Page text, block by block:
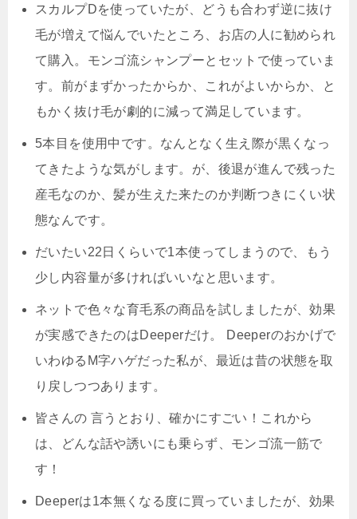
スカルプDを使っていたが、どうも合わず逆に抜け
毛が増えて悩んでいたところ、お店の人に勧められ
て購入。モンゴ流シャンプーとセットで使っていま
す。前がまずかったからか、これがよいからか、と
もかく抜け毛が劇的に減って満足しています。
5本目を使用中です。 なんとなく生え際が黒くなっ
てきたような気がします。が、後退が進んで残った
産毛なのか、髪が生えた来たのか判断つきにくい状
態なんです。
だいたい22日くらいで1本使ってしまうので、もう
少し内容量が多ければいいなと思います。
ネットで色々な育毛系の商品を試しましたが、効果
が実感できたのはDeeperだけ。 Deeperのおかげで
いわゆるM字ハゲだった私が、最近は昔の状態を取
り戻しつつあります。
皆さんの 言うとおり、確かにすごい！これから
は、どんな話や誘いにも乗らず、モンゴ流一筋で
す！
Deeperは1本無くなる度に買っていましたが、効果